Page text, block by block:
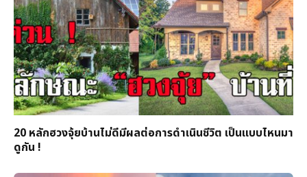
20 หลักฮวงจุ้ยบ้านไม่ดีมีผลต่อการดำเนินชีวิต เป็นแบบไหนมา
ดูกัน !